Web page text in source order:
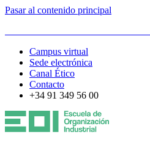
Pasar al contenido principal
Campus virtual
Sede electrónica
Canal Ético
Contacto
+34 91 349 56 00